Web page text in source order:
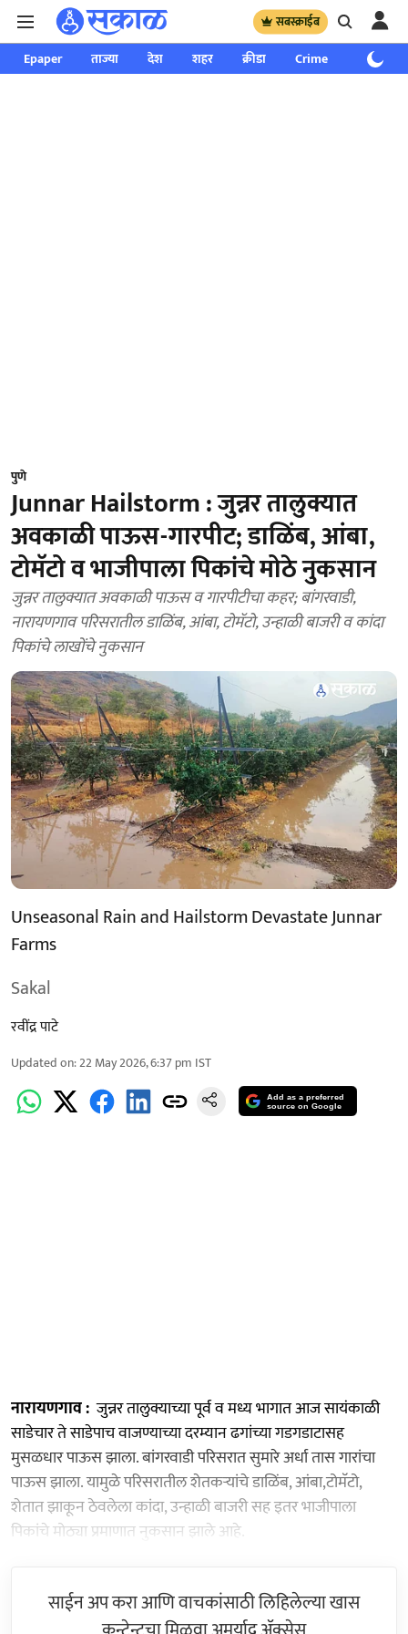
सबस्क्राईब
Epaper ताज्या देश शहर क्रीडा Crime साप्ताहिक
पुणे
Junnar Hailstorm : जुन्नर तालुक्यात
अवकाळी पाऊस-गारपीट; डाळिंब, आंबा,
टोमॅटो व भाजीपाला पिकांचे मोठे नुकसान
जुन्नर तालुक्यात अवकाळी पाऊस व गारपीटीचा कहर; बांगरवाडी,
नारायणगाव परिसरातील डाळिंब, आंबा, टोमॅटो, उन्हाळी बाजरी व कांदा
पिकांचे लाखोंचे नुकसान
Unseasonal Rain and Hailstorm Devastate Junnar
Farms
Sakal
रवींद्र पाटे
Updated on:22 May 2026, 6:37 pm IST
Add as a preferred
source on Google
नारायणगाव : जुन्नर तालुक्याच्या पूर्व व मध्य भागात आज सायंकाळी
साडेचार ते साडेपाच वाजण्याच्या दरम्यान ढगांच्या गडगडाटासह
मुसळधार पाऊस झाला. बांगरवाडी परिसरात सुमारे अर्धा तास गारांचा
पाऊस झाला. यामुळे परिसरातील शेतकऱ्यांचे डाळिंब, आंबा,टोमॅटो,
शेतात झाकून ठेवलेला कांदा, उन्हाळी बाजरी सह इतर भाजीपाला
पिकांचे मोठ्या प्रमाणात नुकसान झाले आहे.
साईन अप करा आणि वाचकांसाठी लिहिलेल्या खास